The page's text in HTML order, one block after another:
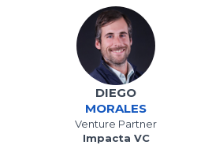
DIEGO
MORALES
Venture Partner
Impacta VC